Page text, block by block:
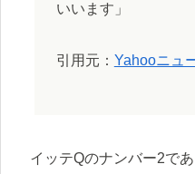
いいます」
引用元： Yahooニュ
イッテQのナンバー2で